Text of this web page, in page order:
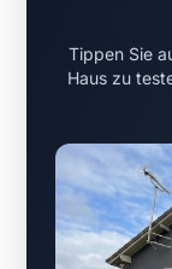
Tippen Sie
Haus zu